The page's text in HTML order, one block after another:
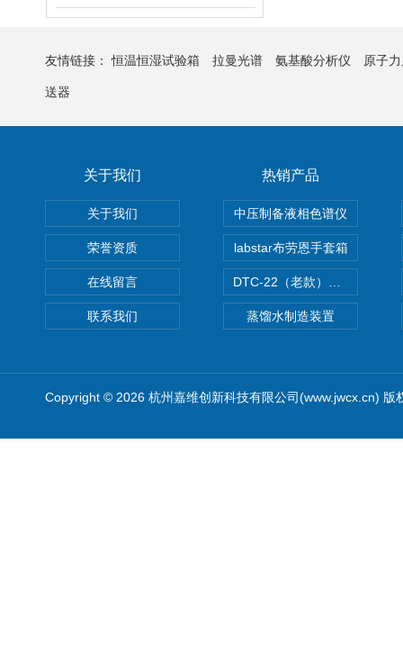
友情链接：恒温恒湿试验箱 拉曼光谱 氨基酸分析仪 原子
送器
关于我们
关于我们
荣誉资质
在线留言
联系我们
热销产品
中压制备液相色谱仪
labstar布劳恩手套箱
蒸馏水制造装置
Copyright © 2026 杭州嘉维创新科技有限公司(www.jwcx.cn) 版